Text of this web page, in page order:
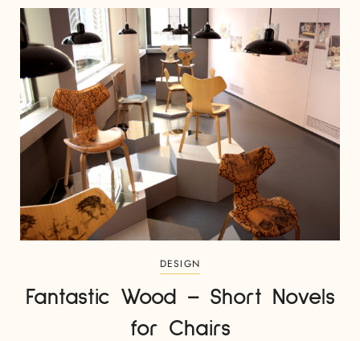
DESIGN
Fantastic Wood – Short Novels
for Chairs